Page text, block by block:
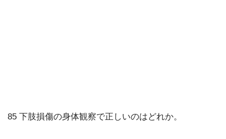
85 下肢損傷の身体観察で正しいのはどれか。